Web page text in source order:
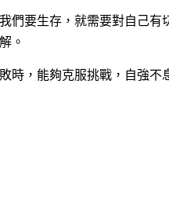
們要生存，就需要對自己有
。
時，能夠克服挑戰，自強不